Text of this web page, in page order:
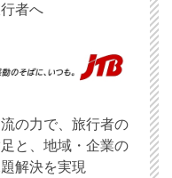
者へ
の力で、旅行者の
と、地域・企業の
解決を実現